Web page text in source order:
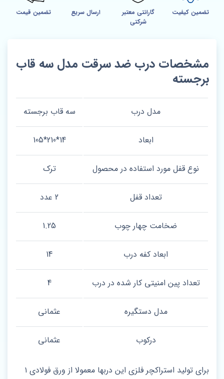
تضمین کیفیت
گارانتی معتبر
شرکتی
ارسال سریع تضمین قیمت
مشخصات درب ضد سرقت مدل سه قاب
برجسته
مدل درب سه قاب برجسته
ابعاد 14*210*105
نوع قفل مورد استفاده در محصول ترک
تعداد قفل 2 عدد
ضخامت چهار چوب 1.25
ابعاد کفه درب 14
تعداد پین امنیتی کار شده در درب 4
مدل دستگیره عثمانی
درکوب عثمانی
برای تولید استراکچر فلزی این دربها معمولا از ورق فولادی ۱